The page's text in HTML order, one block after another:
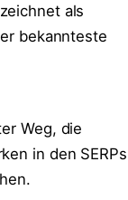
als
bekannteste
Weg, die
in den SERPs